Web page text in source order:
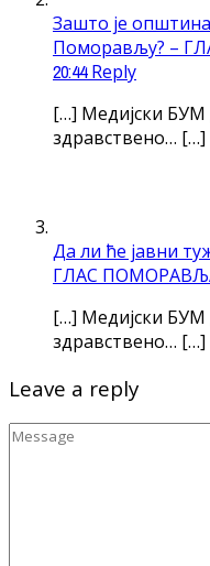
Зашто је
Поморављу? –
20:44Reply
[…] Медијски БУМ
здравствено… […]
Да ли ће јавни
ГЛАС
[…] Медијски БУМ
здравствено… […]
Leave a reply